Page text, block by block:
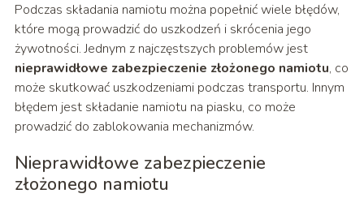
Podczas składania namiotu można popełnić wiele błędów,
które mogą prowadzić do uszkodzeń i skrócenia jego
żywotności. Jednym z najczęstszych problemów jest
nieprawidłowe zabezpieczenie złożonego namiotu, co
może skutkować uszkodzeniami podczas transportu. Innym
błędem jest składanie namiotu na piasku, co może
prowadzić do zablokowania mechanizmów.
Nieprawidłowe zabezpieczenie
złożonego namiotu